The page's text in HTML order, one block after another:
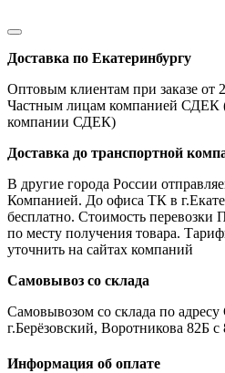
Доставка по Екатеринбургу
Оптовым клиентам при заказе от
Частным лицам компанией СДЕК
компании СДЕК)
Доставка до транспортной
В другие города России
Компанией. До офиса ТК в
бесплатно. Стоимость перевозки
по месту получения товара.
уточнить на сайтах компаний
Самовывоз со склада
Самовывозом со склада по адресу
г.Берёзовский, Воротникова 82Б с
Информация об оплате